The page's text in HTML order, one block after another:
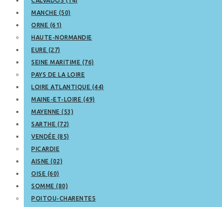
MANCHE (50)
ORNE (61)
HAUTE-NORMANDIE
EURE (27)
SEINE MARITIME (76)
PAYS DE LA LOIRE
LOIRE ATLANTIQUE (44)
MAINE-ET-LOIRE (49)
MAYENNE (53)
SARTHE (72)
VENDÉE (85)
PICARDIE
AISNE (02)
OISE (60)
SOMME (80)
POITOU-CHARENTES